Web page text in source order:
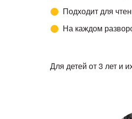
Подходит для
На каждом
Для детей от 3 лет и